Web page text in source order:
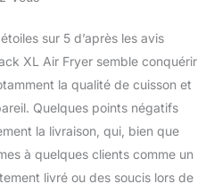
Couleur: Blanc
sur 5 d’après les avis
XL Air Fryer semble conquérir
la qualité de cuisson et
Quelques points négatifs
la livraison, qui, bien que
à quelques clients comme un
livré ou des soucis lors de